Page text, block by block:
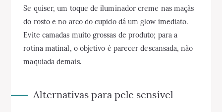
Se quiser, um toque de iluminador creme nas maçãs
do rosto e no arco do cupido dá um glow imediato.
Evite camadas muito grossas de produto; para a
rotina matinal, o objetivo é parecer descansada, não
maquiada demais.
Alternativas para pele sensível